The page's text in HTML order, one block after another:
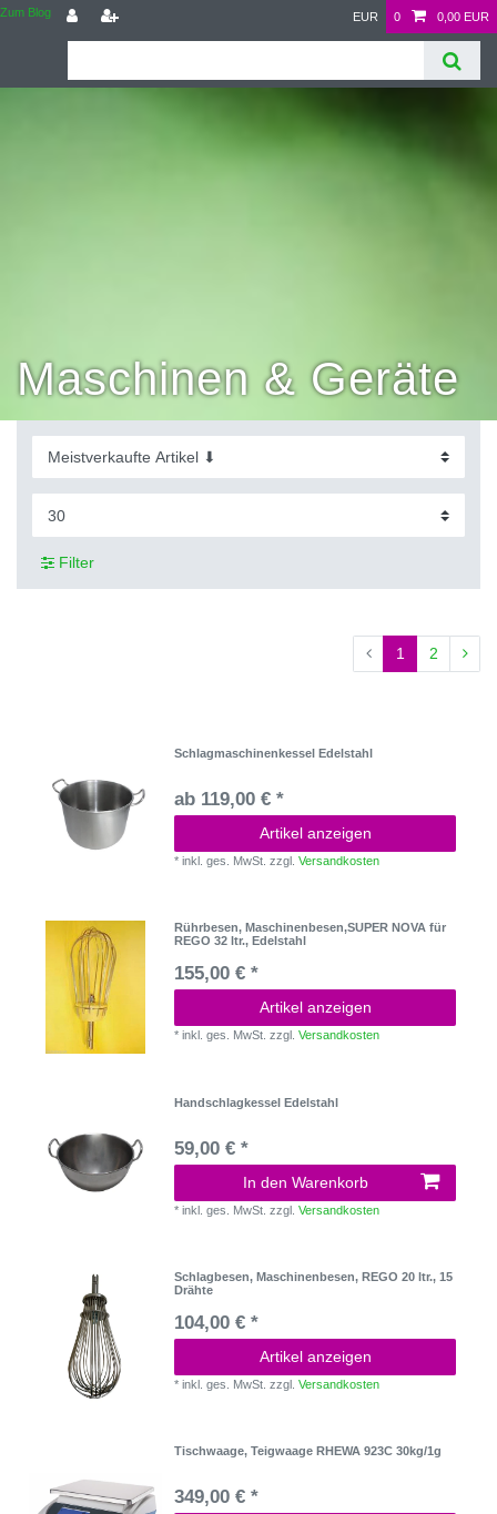
Zum Blog EUR 0 0,00 EUR
Maschinen & Geräte
Filter
1 2
Schlagmaschinenkessel Edelstahl
ab 119,00 € *
Artikel anzeigen
*inkl. ges. MwSt. zzgl.Versandkosten
Rührbesen, Maschinenbesen,SUPER NOVA für
REGO 32 ltr., Edelstahl
155,00 € *
Artikel anzeigen
*inkl. ges. MwSt. zzgl.Versandkosten
Handschlagkessel Edelstahl
59,00 € *
In den Warenkorb
*inkl. ges. MwSt. zzgl.Versandkosten
Schlagbesen, Maschinenbesen, REGO 20 ltr., 15
Drähte
104,00 € *
Artikel anzeigen
*inkl. ges. MwSt. zzgl.Versandkosten
Tischwaage, Teigwaage RHEWA 923C 30kg/1g
349,00 € *